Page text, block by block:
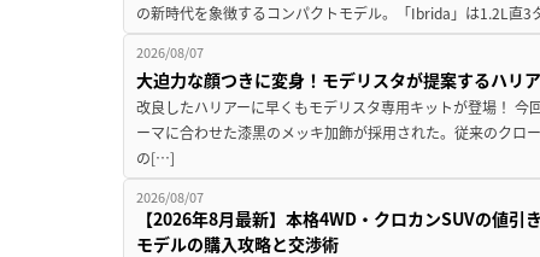
の新時代を象徴するコンパクトモデル。「Ibrida」は1.2L直
2026/08/07
大迫力な顔つきに変身！モデリスタが提案するハリ
改良したハリアーに早くもモデリスタ専用キットが登場！
ーマに合わせた漆黒のメッキ加飾が採用された。従来のクロ
の[…]
2026/08/07
【2026年8月最新】本格4WD・クロカンSUVの値
モデルの購入攻略と交渉術